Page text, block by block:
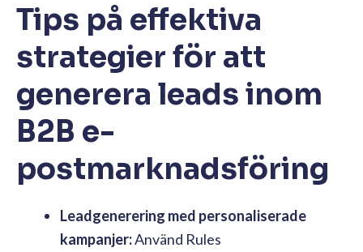
Tips på effektiva
strategier för att
generera leads inom
B2B e-
postmarknadsföring
Leadgenerering med personaliserade
kampanjer:Använd Rules